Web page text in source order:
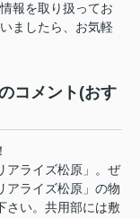
報を取り扱ってお
ましたら、お気軽
コメント(おす
アライズ松原」。ぜ
アライズ松原」の物
さい。共用部には敷